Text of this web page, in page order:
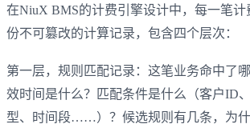
在NiuX BMS的计费引擎设计中，每一笔
份不可篡改的计算记录，包含四个层次：
第一层，规则匹配记录：这笔业务命中了
效时间是什么？匹配条件是什么（客户ID
型、时间段……）？候选规则有几条，为